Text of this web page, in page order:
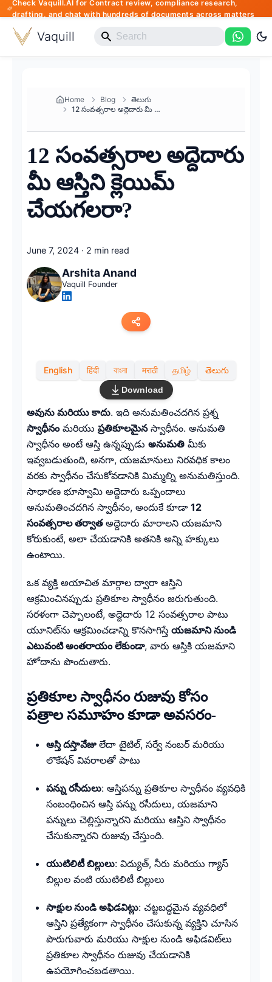
Check Vaquill.AI for Contract review, compliance research,
drafting, and chat with hundreds of documents across matters
Vaquill
Home Blog
తెలుగు
12 సంవత్సరాల అద్దెదారు మీ ఆస్త...
12 సంవత్సరాల అద్దెదారు
మీ ఆస్తిని క్లెయిమ్
చేయగలరా?
June 7, 2024 · 2 min read
Arshita Anand
Vaquill Founder
LinkedIn
WhatsApp
Email
English हिंदी বাংলা मराठी தமிழ் తెలుగు
Download
అవును మరియు కాదు. ఇది అనుమతించదగిన ప్రశ్న
స్వాధీనంమరియు ప్రతికూలమైనస్వాధీనం. అనుమతి
స్వాధీనం అంటే ఆస్తి ఉన్నప్పుడు అనుమతి మీకు
ఇవ్వబడుతుంది, అనగా, యజమానులు నిరవధిక కాలం
వరకు స్వాధీనం చేసుకోవడానికి మిమ్మల్ని అనుమతిస్తుంది.
సాధారణ భూస్వామి అద్దెదారు ఒప్పందాలు
అనుమతించదగిన స్వాధీనం, అందుకే కూడా 12
సంవత్సరాల తర్వాతఅద్దెదారు మారాలని యజమాని
కోరుకుంటే, అలా చేయడానికి అతనికి అన్ని హక్కులు
ఉంటాయి.
ఒక వ్యక్తి అయాచిత మార్గాల ద్వారా ఆస్తిని
ఆక్రమించినప్పుడు ప్రతికూల స్వాధీనం జరుగుతుంది.
సరళంగా చెప్పాలంటే, అద్దెదారు 12 సంవత్సరాల పాటు
యూనిట్‌ను ఆక్రమించడాన్ని కొనసాగిస్తే యజమాని నుండి
ఎటువంటి అంతరాయం లేకుండా, వారు ఆస్తికి యజమాని
హోదాను పొందుతారు.
ప్రతికూల స్వాధీనం రుజువు కోసం
పత్రాల సమూహం కూడా అవసరం-
ఆస్తి దస్తావేజులేదా టైటిల్, సర్వే నంబర్ మరియు
లొకేషన్ వివరాలతో పాటు
పన్ను రసీదులు: ఆస్తిపన్ను ప్రతికూల స్వాధీనం వ్యవధికి
సంబంధించిన ఆస్తి పన్ను రసీదులు, యజమాని
పన్నులు చెల్లిస్తున్నారని మరియు ఆస్తిని స్వాధీనం
చేసుకున్నారని రుజువు చేస్తుంది.
యుటిలిటీ బిల్లులు: విద్యుత్, నీరు మరియు గ్యాస్
బిల్లుల వంటి యుటిలిటీ బిల్లులు
సాక్షుల నుండి అఫిడవిట్లు: చట్టబద్ధమైన వ్యవధిలో
ఆస్తిని ప్రత్యేకంగా స్వాధీనం చేసుకున్న వ్యక్తిని చూసిన
పొరుగువారు మరియు సాక్షుల నుండి అఫిడవిట్‌లు
ప్రతికూల స్వాధీనం రుజువు చేయడానికి
ఉపయోగించబడతాయి.